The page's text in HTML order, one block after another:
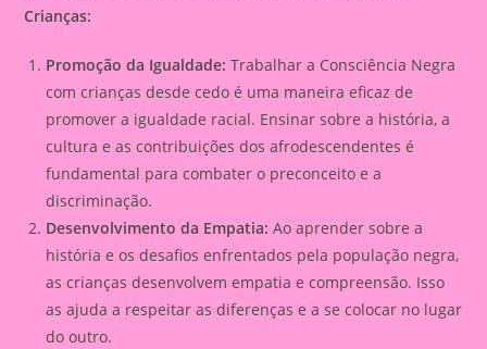
Crianças:
Promoção da Igualdade: Trabalhar a Consciência Negra
com crianças desde cedo é uma maneira eficaz de
promover a igualdade racial. Ensinar sobre a história, a
cultura e as contribuições dos afrodescendentes é
fundamental para combater o preconceito e a
discriminação.
Desenvolvimento da Empatia: Ao aprender sobre a
história e os desafios enfrentados pela população negra,
as crianças desenvolvem empatia e compreensão. Isso
as ajuda a respeitar as diferenças e a se colocar no lugar
do outro.